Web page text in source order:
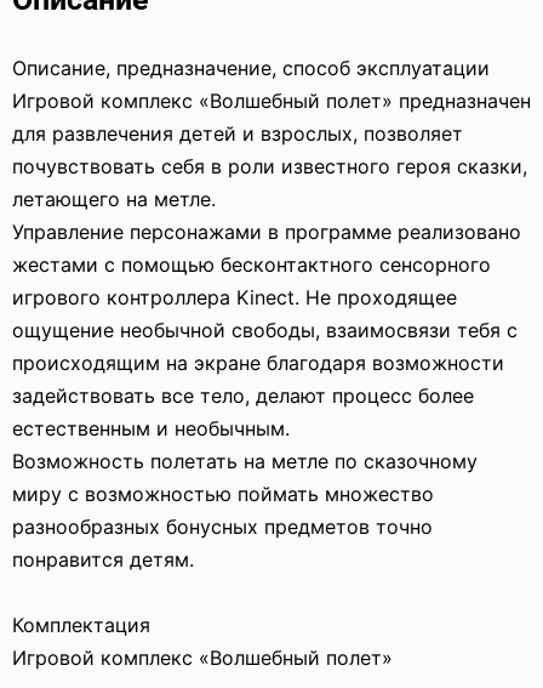
Описание, предназначение, способ эксплуатации
Игровой комплекс «Волшебный полет» предназначен
для развлечения детей и взрослых, позволяет
почувствовать себя в роли известного героя сказки,
летающего на метле.
Управление персонажами в программе реализовано
жестами с помощью бесконтактного сенсорного
игрового контроллера Kinect. Не проходящее
ощущение необычной свободы, взаимосвязи тебя с
происходящим на экране благодаря возможности
задействовать все тело, делают процесс более
естественным и необычным.
Возможность полетать на метле по сказочному
миру с возможностью поймать множество
разнообразных бонусных предметов точно
понравится детям.
Комплектация
Игровой комплекс «Волшебный полет»